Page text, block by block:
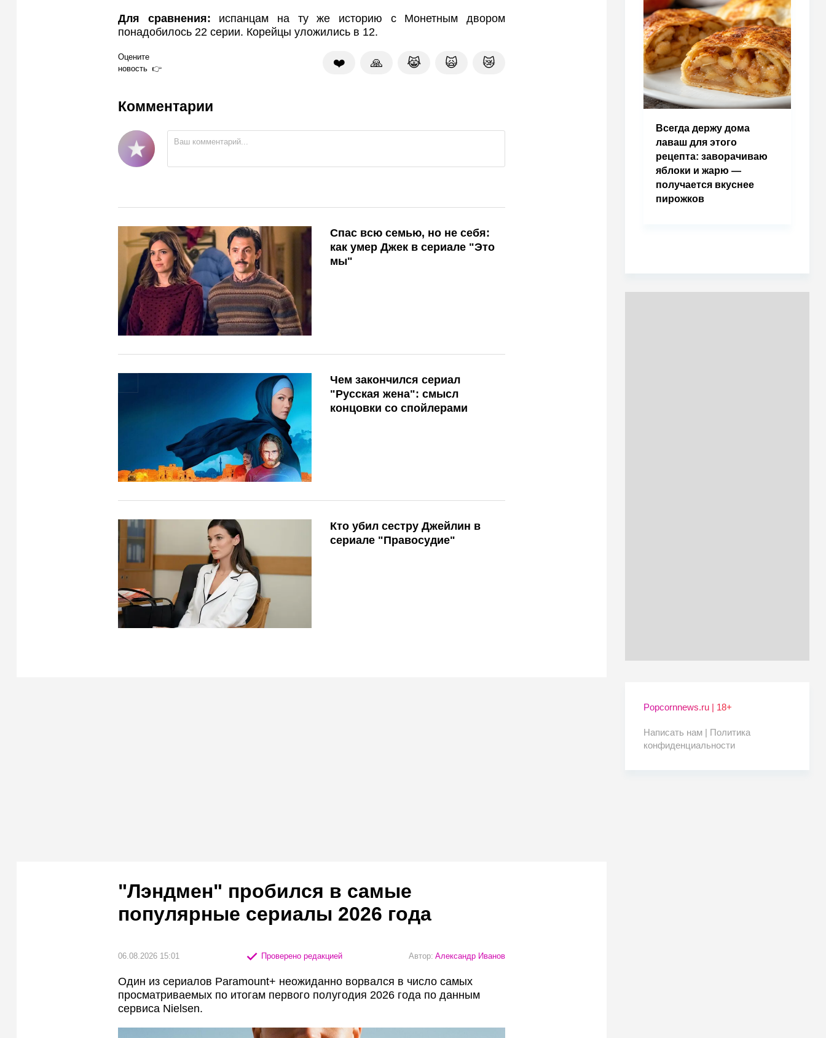
Для сравнения: испанцам на ту же историю с Монетным двором
понадобилось 22 серии. Корейцы уложились в 12.
Оцените
новость
❤️ 🙏 😹 🙀 😿
Комментарии
Спас всю семью, но не себя:
как умер Джек в сериале "Это
мы"
Чем закончился сериал
"Русская жена": смысл
концовки со спойлерами
Кто убил сестру Джейлин в
сериале "Правосудие"
"Лэндмен" пробился в самые
популярные сериалы 2026 года
06.08.2026 15:01 Проверено редакцией Автор: Александр Иванов
Один из сериалов Paramount+ неожиданно ворвался в число самых
просматриваемых по итогам первого полугодия 2026 года по данным
сервиса Nielsen.
Всегда держу дома
лаваш для этого
рецепта: заворачиваю
яблоки и жарю —
получается вкуснее
пирожков
Popcornnews.ru | 18+
Написать нам | Политика
конфиденциальности